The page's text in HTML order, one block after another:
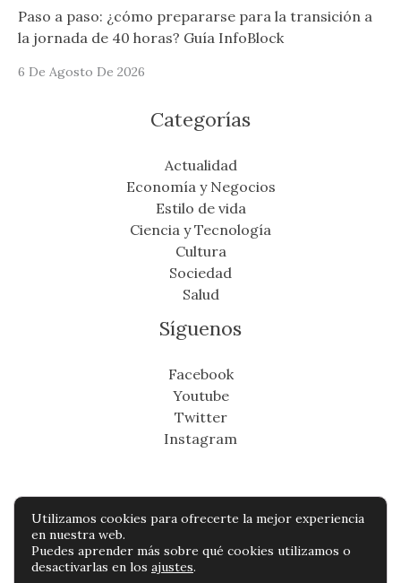
Paso a paso: ¿cómo prepararse para la transición a
la jornada de 40 horas? Guía InfoBlock
6 De Agosto De 2026
Categorías
Actualidad
Economía y Negocios
Estilo de vida
Ciencia y Tecnología
Cultura
Sociedad
Salud
Síguenos
Facebook
Youtube
Twitter
Instagram
Copyright © Todos os direitos reservados -
cronicafinanciera.com
Utilizamos cookies para ofrecerte la mejor experiencia
en nuestra web.
Puedes aprender más sobre qué cookies utilizamos o
desactivarlas en los ajustes.